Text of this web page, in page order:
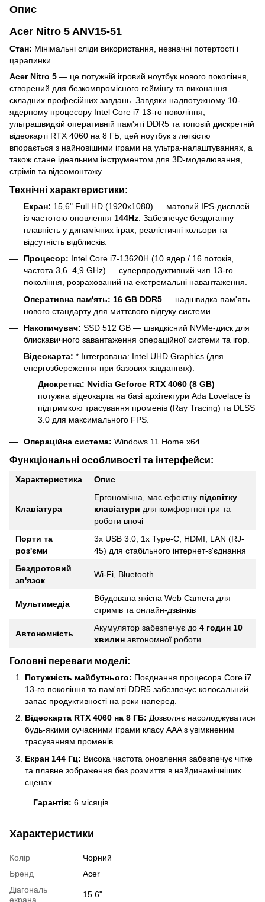
Опис
Acer Nitro 5 ANV15-51
Стан: Мінімальні сліди використання, незначні потертості і
царапинки.
Acer Nitro 5 — це потужній ігровий ноутбук нового покоління,
створений для безкомпромісного геймінгу та виконання
складних професійних завдань. Завдяки надпотужному 10-
ядерному процесору Intel Core i7 13-го покоління,
ультрашвидкій оперативній пам'яті DDR5 та топовій дискретній
відеокарті RTX 4060 на 8 ГБ, цей ноутбук з легкістю
впорається з найновішими іграми на ультра-налаштуваннях, а
також стане ідеальним інструментом для 3D-моделювання,
стрімів та відеомонтажу.
Технічні характеристики:
Екран: 15,6" Full HD (1920x1080) — матовий IPS-дисплей
із частотою оновлення 144Hz . Забезпечує бездоганну
плавність у динамічних іграх, реалістичні кольори та
відсутність відблисків.
Процесор: Intel Core i7-13620H (10 ядер / 16 потоків,
частота 3,6–4,9 GHz) — суперпродуктивний чип 13-го
покоління, розрахований на екстремальні навантаження.
Оперативна пам'ять: 16 GB DDR5 — надшвидка пам'ять
нового стандарту для миттєвого відгуку системи.
Накопичувач: SSD 512 GB — швидкісний NVMe-диск для
блискавичного завантаження операційної системи та ігор.
Відеокарта: * Інтегрована: Intel UHD Graphics (для
енергозбереження при базових завданнях).
Дискретна: Nvidia Geforce RTX 4060 (8 GB) —
потужна відеокарта на базі архітектури Ada Lovelace із
підтримкою трасування променів (Ray Tracing) та DLSS
3.0 для максимального FPS.
Операційна система: Windows 11 Home x64.
Функціональні особливості та інтерфейси:
Характеристика Опис
Клавіатура
Ергономічна, має ефектну підсвітку
клавіатури для комфортної гри та
роботи вночі
Порти та
роз'єми
3x USB 3.0, 1x Type-C, HDMI, LAN (RJ-
45) для стабільного інтернет-з'єднання
Бездротовий
зв'язок
Wi-Fi, Bluetooth
Мультимедіа
Вбудована якісна Web Camera для
стримів та онлайн-дзвінків
Автономність
Акумулятор забезпечує до 4 годин 10
хвилин автономної роботи
Головні переваги моделі:
Потужність майбутнього: Поєднання процесора Core i7
13-го покоління та пам'яті DDR5 забезпечує колосальний
запас продуктивності на роки наперед.
Відеокарта RTX 4060 на 8 ГБ: Дозволяє насолоджуватися
будь-якими сучасними іграми класу AAA з увімкненим
трасуванням променів.
Екран 144 Гц: Висока частота оновлення забезпечує чітке
та плавне зображення без розмиття в найдинамічніших
сценах.
Гарантія: 6 місяців.
Характеристики
Колір
Чорний
Бренд
Acer
Діагональ
екрана
15.6"